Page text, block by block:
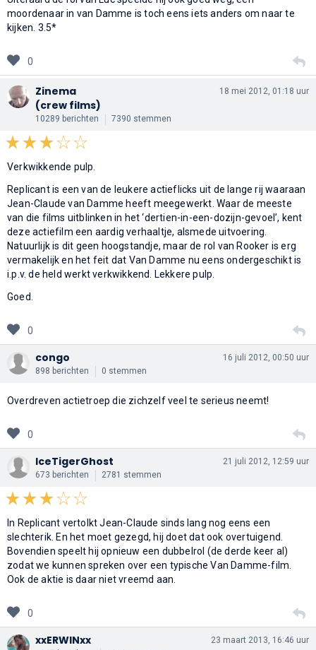
moordenaar in van Damme is toch eens iets anders om naar te
kijken. 3.5*
0
Zinema
(crew films)
10289 berichten 7390 stemmen
18 mei 2012, 01:18 uur
Verkwikkende pulp.
Replicant is een van de leukere actieflicks uit de lange rij waaraan
Jean-Claude van Damme heeft meegewerkt. Waar de meeste
van die films uitblinken in het ‘dertien-in-een-dozijn-gevoel’, kent
deze actiefilm een aardig verhaaltje, alsmede uitvoering.
Natuurlijk is dit geen hoogstandje, maar de rol van Rooker is erg
vermakelijk en het feit dat Van Damme nu eens ondergeschikt is
i.p.v. de held werkt verkwikkend. Lekkere pulp.
Goed.
0
congo
898 berichten 0 stemmen
16 juli 2012, 00:50 uur
Overdreven actietroep die zichzelf veel te serieus neemt!
0
IceTigerGhost
673 berichten 2781 stemmen
21 juli 2012, 12:59 uur
In Replicant vertolkt Jean-Claude sinds lang nog eens een
slechterik. En het moet gezegd, hij doet dat ook overtuigend.
Bovendien speelt hij opnieuw een dubbelrol (de derde keer al)
zodat we kunnen spreken over een typische Van Damme-film.
Ook de aktie is daar niet vreemd aan.
0
xxERWINxx 23 maart 2013, 16:46 uur